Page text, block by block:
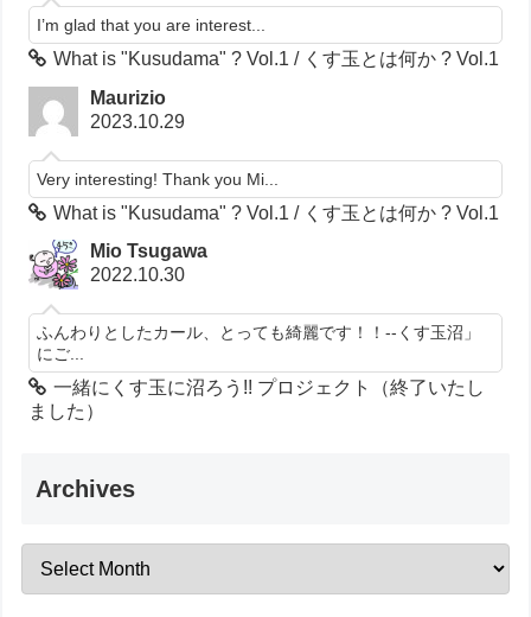
I’m glad that you are interest...
What is "Kusudama" ? Vol.1 / くす玉とは何か ? Vol.1
Maurizio
2023.10.29
Very interesting! Thank you Mi...
What is "Kusudama" ? Vol.1 / くす玉とは何か ? Vol.1
Mio Tsugawa
2022.10.30
ふんわりとしたカール、とっても綺麗です！！--くす玉沼」
にご...
一緒にくす玉に沼ろう!! プロジェクト（終了いたし
ました）
Archives